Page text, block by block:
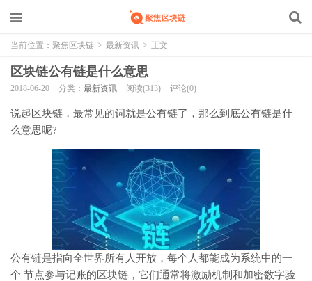
当前位置： 聚焦区块链 > 最新资讯 > 正文
区块链公有链是什么意思
2018-06-20 分类： 最新资讯 阅读(313) 评论(0)
说起区块链，最常见的词就是公有链了，那么到底公有链是什
么意思呢?
公有链是指向全世界所有人开放，每个人都能成为系统中的一
个 节点参与记账的区块链，它们通常将激励机制和加密数字验